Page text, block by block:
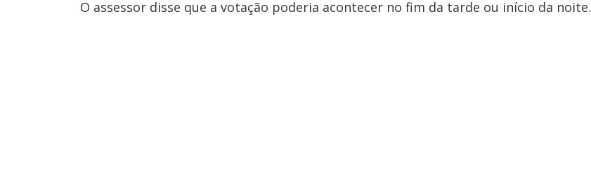
O assessor disse que a votação poderia acontecer no fim da tarde ou início da noite.